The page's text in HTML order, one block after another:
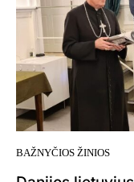
BAŽNYČIOS ŽINIOS